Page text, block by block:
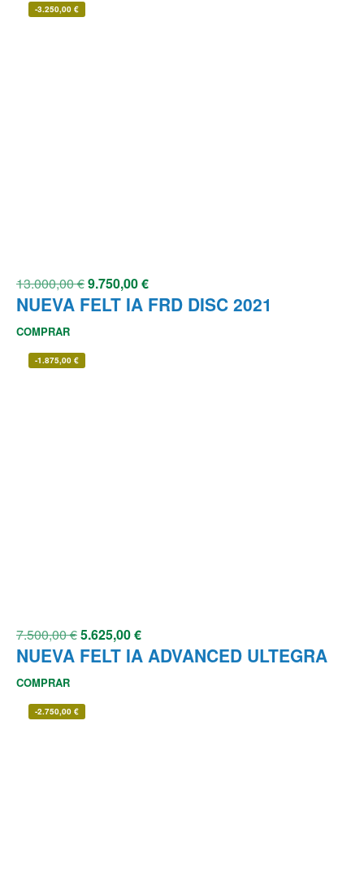
-3.250,00 €
13.000,00€9.750,00€
NUEVA FELT IA FRD DISC 2021
COMPRAR
-1.875,00 €
7.500,00€5.625,00€
NUEVA FELT IA ADVANCED ULTEGRA
COMPRAR
-2.750,00 €